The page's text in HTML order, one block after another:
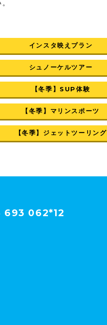
インスタ映えプラン
シュノーケルツアー
【冬季】SUP体験
【冬季】マリンスポーツ
【冬季】ジェットツーリング
693 062*12